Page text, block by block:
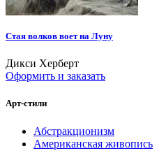
Стая волков воет на Луну
Дикси Херберт
Оформить и заказать
Арт-стили
Абстракционизм
Американская живопись